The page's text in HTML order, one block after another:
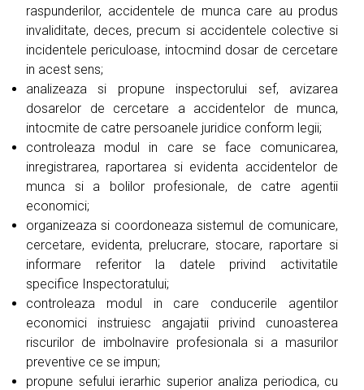
raspunderilor, accidentele de munca care au produs
invaliditate, deces, precum si accidentele colective si
incidentele periculoase, intocmind dosar de cercetare
in acest sens;
analizeaza si propune inspectorului sef, avizarea
dosarelor de cercetare a accidentelor de munca,
intocmite de catre persoanele juridice conform legii;
controleaza modul in care se face comunicarea,
inregistrarea, raportarea si evidenta accidentelor de
munca si a bolilor profesionale, de catre agentii
economici;
organizeaza si coordoneaza sistemul de comunicare,
cercetare, evidenta, prelucrare, stocare, raportare si
informare referitor la datele privind activitatile
specifice Inspectoratului;
controleaza modul in care conducerile agentilor
economici instruiesc angajatii privind cunoasterea
riscurilor de imbolnavire profesionala si a masurilor
preventive ce se impun;
propune sefului ierarhic superior analiza periodica, cu